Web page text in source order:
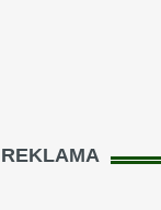
REKLAMA